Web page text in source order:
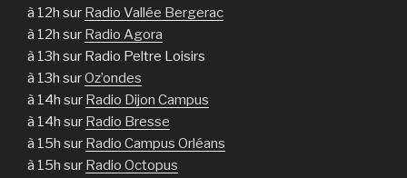
à 12h sur Radio Vallée Bergerac
à 12h sur Radio Agora
à 13h sur Radio Peltre Loisirs
à 13h surOz’ondes
à 14h sur Radio Dijon Campus
à 14h sur Radio Bresse
à 15h sur Radio Campus Orléans
à 15h sur Radio Octopus